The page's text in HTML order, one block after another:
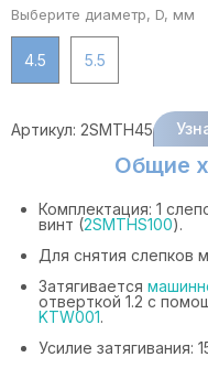
Выберите диаметр, D, мм
4.5 5.5
Артикул: 2SMTH45
Общие
Комплектация: 1
винт (2SMTHS100).
Для снятия слепков
Затягивается
отверткой 1.2 с
KTW001.
Усилие затягивания: